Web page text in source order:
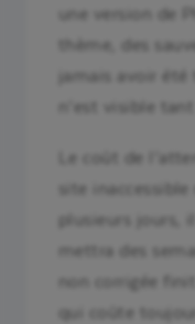
une version de
thème, des
jamais avoir été
n’est visible
Le coût de
site
plusieurs jours,
mettra des
non corrigée
qui coûte